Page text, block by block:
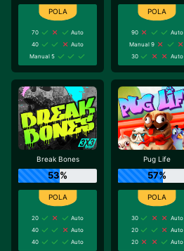
70
Auto
40
Auto
Manual 5
90
Auto
Manual 9
30
Auto
Break Bones
53%
20
Auto
40
Auto
40
Auto
Pug Life
57%
30
Auto
20
Auto
20
Auto